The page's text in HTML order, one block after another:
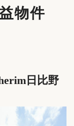
物件
日比野